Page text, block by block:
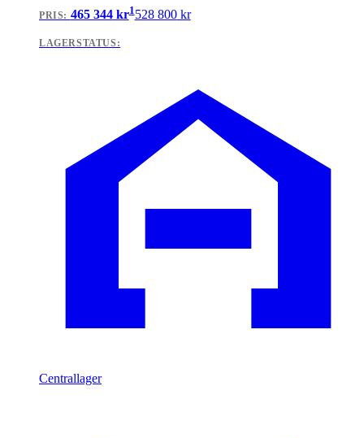
PRIS: 465 344kr1528 800kr
LAGERSTATUS:
Centrallager